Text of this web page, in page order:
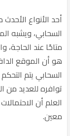
أحد الأنواع
السحابي، ويشبه
متاحًا عند
هو أن الموقع
السحابي يتم
توافره للعديد من
العلم أن
معين.